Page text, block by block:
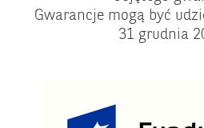
Gwarancje mogą być
31 grudnia